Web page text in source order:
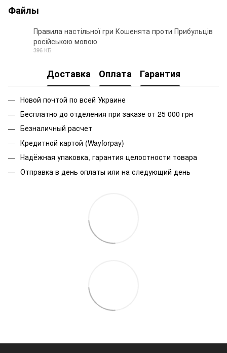
Файлы
Правила настільної гри Кошенята проти Прибульців
російською мовою
396 КБ
Доставка Оплата Гарантия
Новой почтой по всей Украине
Бесплатно до отделения при заказе от 25 000 грн
Безналичный расчет
Кредитной картой (Wayforpay)
Надёжная упаковка, гарантия целостности товара
Отправка в день оплаты или на следующий день